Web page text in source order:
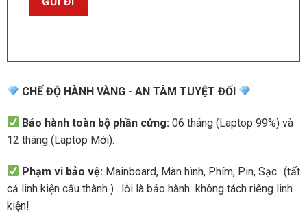
CHẾ ĐỘ HÀNH VÀNG - AN TÂM TUYỆT ĐỐI
Bảo hành toàn bộ phần cứng: 06 tháng (Laptop 99%) và
12 tháng (Laptop Mới).
Phạm vi bảo vệ: Mainboard, Màn hình, Phím, Pin, Sạc.. (tất
cả linh kiện cấu thành ) . lỗi là bảo hành không tách riêng linh
kiện!